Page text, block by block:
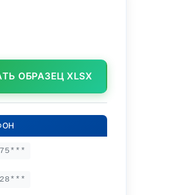
ОБРАЗЕЦ XLSX